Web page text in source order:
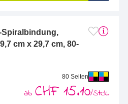
Spiralbindung,
cm x 29,7 cm, 80-
80 Seiten
ab CHF 15.10/Stck.